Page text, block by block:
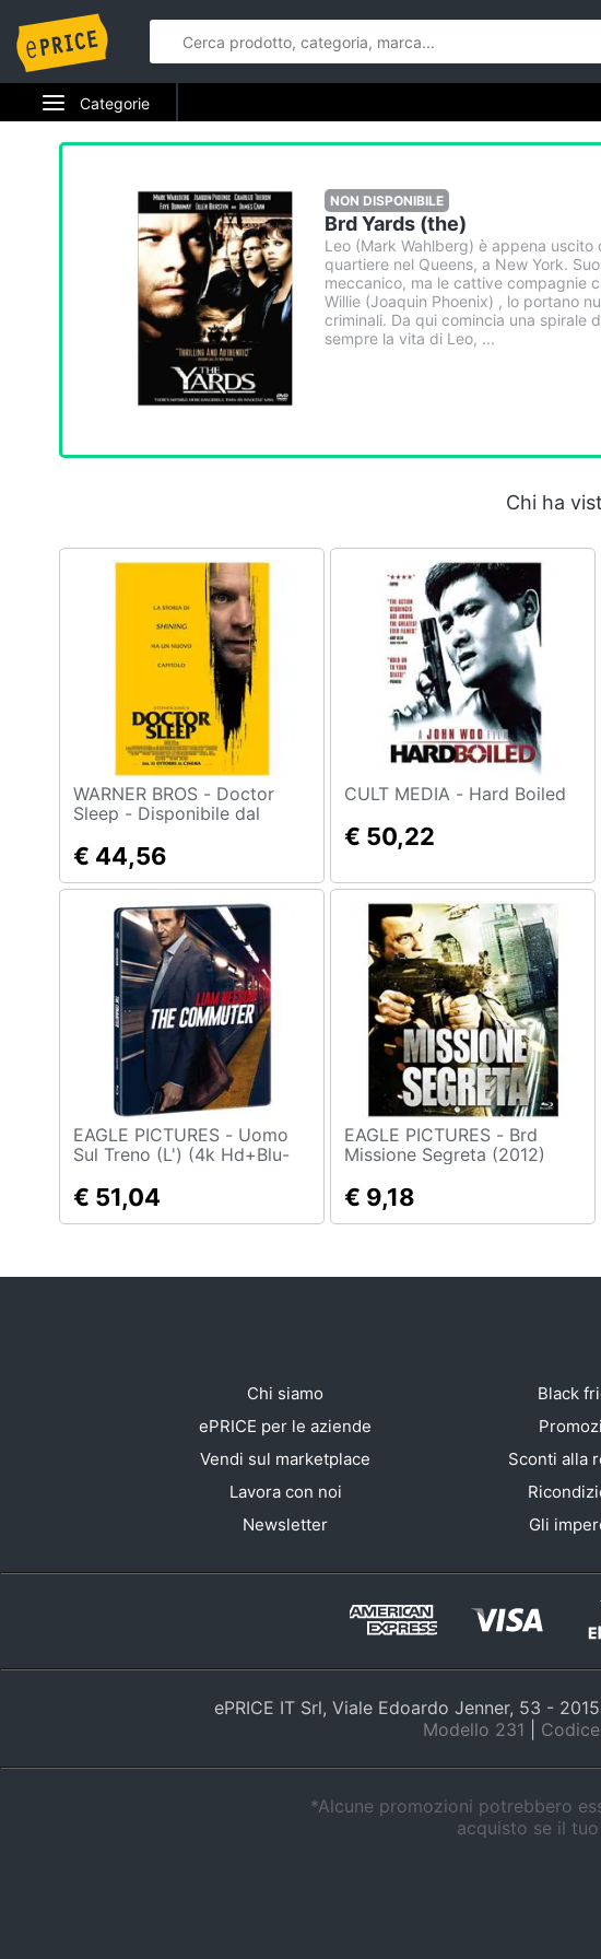
Categorie
Elettrodomestici
Informatica
Telefonia
Tv e Home Cinema
Smart home
Brico e Giardinaggio
Salute e igiene
Giocattoli
Prima infanzia
Casalinghi
Abbigliamento
Sport
Animali
Motori
Libri, cd e dvd
Promozioni
NON DISPONIBILE
Brd Yards (the)
Leo (Mark Wahlberg) è appena
quartiere nel Queens, a New York.
meccanico, ma le cattive compagnie
Willie (Joaquin Phoenix) , lo portano
criminali. Da qui comincia una spirale
sempre la vita di Leo, ...
Chi ha
WARNER BROS - Doctor
Sleep - Disponibile dal
€ 44,56
CULT MEDIA - Hard Boiled
€ 50,22
EAGLE PICTURES - Uomo
Sul Treno (L') (4k Hd+Blu-
Disponibile dal 10/05/2018
€ 51,04
EAGLE PICTURES - Brd
Missione Segreta (2012)
€ 9,18
Chi siamo
ePRICE per le aziende
Vendi sul marketplace
Lavora con noi
Newsletter
Black
Sconti alla
Gli
ePRICE IT Srl, Viale Edoardo Jenner, 53 -
Modello 231
*Alcune promozioni potrebbero
acquisto se il